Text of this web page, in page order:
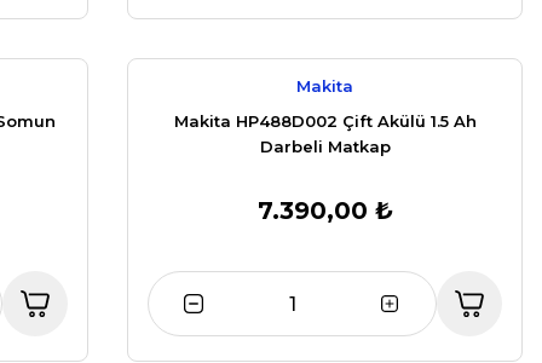
Makita
Makita HP488D002 Çift Akülü 1.5 Ah
Darbeli Matkap
7.390,00 ₺